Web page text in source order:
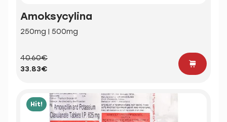
Amoksycylina
250mg | 500mg
40.60€
33.83€
Hit!